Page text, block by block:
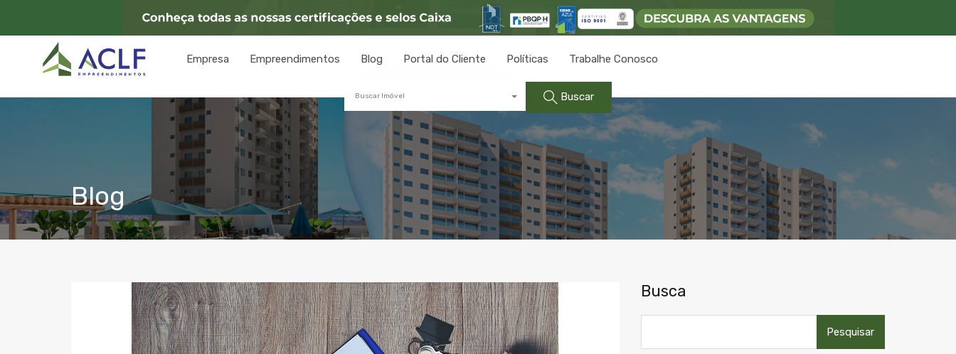
Empresa Empreendimentos Blog Portal do Cliente Políticas Trabalhe Conosco
Buscar Imóvel Buscar
Blog
Busca
por: